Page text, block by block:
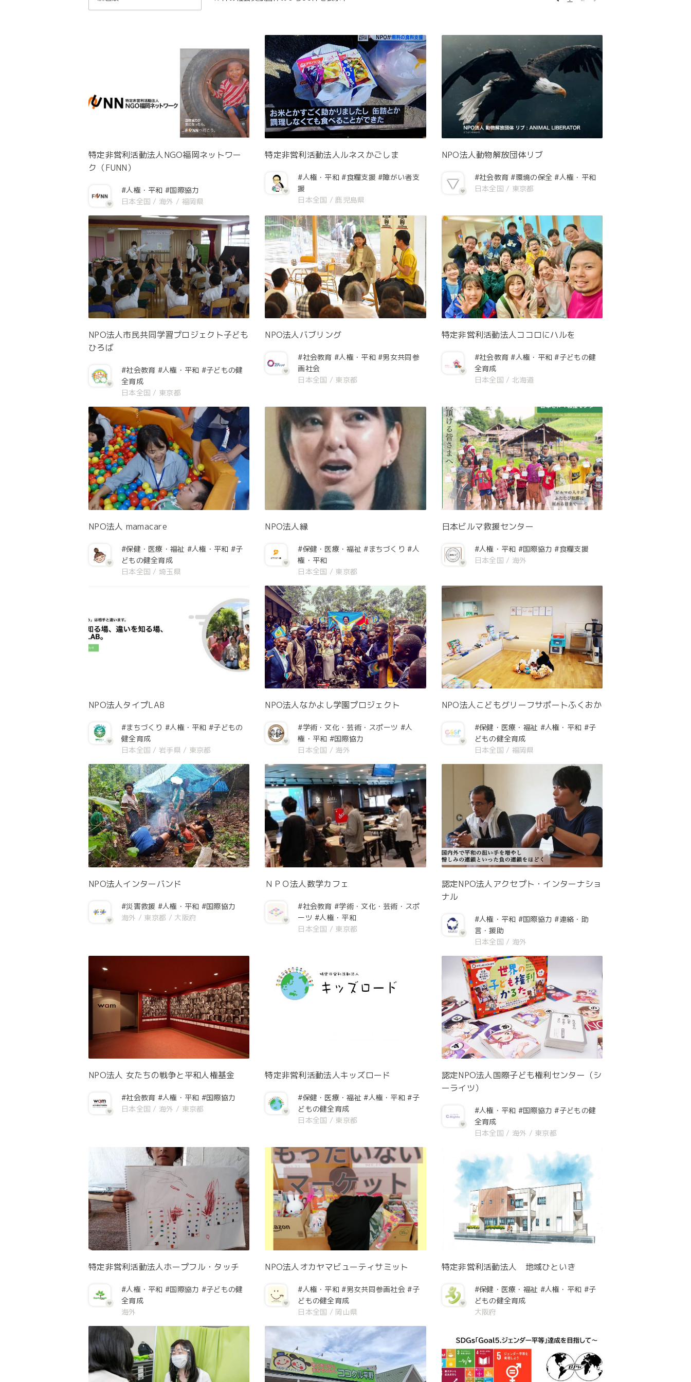
特定非営利活動法人NGO福岡ネットワー
ク（FUNN）
#人権・平和 #国際協力
日本全国 / 海外 / 福岡県
特定非営利活動法人ルネスかごしま
#人権・平和 #食糧支援 #障がい者支
援
日本全国 / 鹿児島県
NPO法人動物解放団体リブ
#社会教育 #環境の保全 #人権・平和
日本全国 / 東京都
NPO法人市民共同学習プロジェクト子ども
ひろば
#社会教育 #人権・平和 #子どもの健
全育成
日本全国 / 東京都
NPO法人バブリング
#社会教育 #人権・平和 #男女共同参
画社会
日本全国 / 東京都
特定非営利活動法人ココロにハルを
#社会教育 #人権・平和 #子どもの健
全育成
日本全国 / 北海道
NPO法人 mamacare
#保健・医療・福祉 #人権・平和 #子
どもの健全育成
日本全国 / 埼玉県
NPO法人縁
#保健・医療・福祉 #まちづくり #人
権・平和
日本全国 / 東京都
日本ビルマ救援センター
#人権・平和 #国際協力 #食糧支援
日本全国 / 海外
NPO法人タイプLAB
#まちづくり #人権・平和 #子どもの
健全育成
日本全国 / 岩手県 / 東京都
NPO法人なかよし学園プロジェクト
#学術・文化・芸術・スポーツ #人
権・平和 #国際協力
日本全国 / 海外
NPO法人こどもグリーフサポートふくおか
#保健・医療・福祉 #人権・平和 #子
どもの健全育成
日本全国 / 福岡県
NPO法人インターバンド
#災害救援 #人権・平和 #国際協力
海外 / 東京都 / 大阪府
ＮＰＯ法人数学カフェ
#社会教育 #学術・文化・芸術・スポ
ーツ #人権・平和
日本全国 / 東京都
認定NPO法人アクセプト・インターナショ
ナル
#人権・平和 #国際協力 #連絡・助
言・援助
日本全国 / 海外
NPO法人 女たちの戦争と平和人権基金
#社会教育 #人権・平和 #国際協力
日本全国 / 海外 / 東京都
特定非営利活動法人キッズロード
#保健・医療・福祉 #人権・平和 #子
どもの健全育成
日本全国 / 東京都
認定NPO法人国際子ども権利センター（シ
ーライツ）
#人権・平和 #国際協力 #子どもの健
全育成
日本全国 / 海外 / 東京都
特定非営利活動法人ホープフル・タッチ
#人権・平和 #国際協力 #子どもの健
全育成
海外
NPO法人オカヤマビューティサミット
#人権・平和 #男女共同参画社会 #子
どもの健全育成
日本全国 / 岡山県
特定非営利活動法人 地域ひといき
#保健・医療・福祉 #人権・平和 #子
どもの健全育成
大阪府